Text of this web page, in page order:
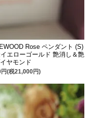
Rose ペンダント (S)
エローゴールド 艶消し＆艶
ヤモンド
(税21,000円)